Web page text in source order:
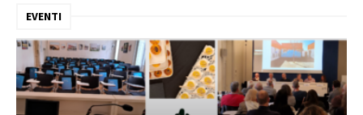
EVENTI